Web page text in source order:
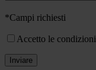
*Campi richiesti
Accetto le